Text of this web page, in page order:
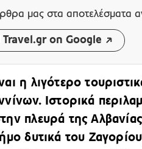
μας στα αποτελέσματα
Travel.gr on Google
η λιγότερο
Ιστορικά
πλευρά της
δυτικά του